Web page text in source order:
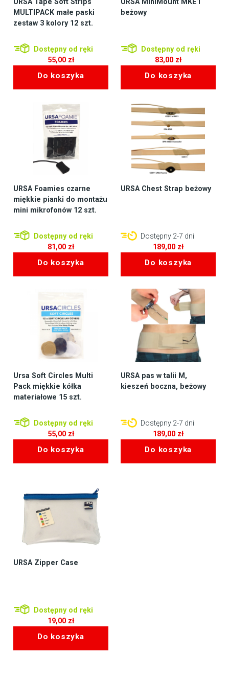
MULTIPACK małe paski
zestaw 3 kolory 12 szt.
Dostępny od ręki
55,00 zł
Do koszyka
beżowy
Dostępny od ręki
83,00 zł
Do koszyka
URSA Foamies czarne
miękkie pianki do montażu
mini mikrofonów 12 szt.
Dostępny od ręki
81,00 zł
Do koszyka
URSA Chest Strap beżowy
Dostępny 2-7 dni
189,00 zł
Do koszyka
Ursa Soft Circles Multi
Pack miękkie kółka
materiałowe 15 szt.
Dostępny od ręki
55,00 zł
Do koszyka
URSA pas w talii M,
kieszeń boczna, beżowy
Dostępny 2-7 dni
189,00 zł
Do koszyka
URSA Zipper Case
Dostępny od ręki
19,00 zł
Do koszyka